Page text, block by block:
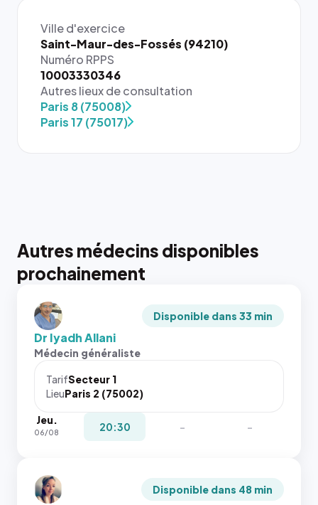
Ville d'exercice
Saint-Maur-des-Fossés (94210)
Numéro RPPS
10003330346
Autres lieux de consultation
Paris 8 (75008)
Paris 17 (75017)
Autres médecins disponibles
prochainement
Disponible dans 33 min
Dr Iyadh Allani
Médecin généraliste
TarifSecteur 1
LieuParis 2 (75002)
Jeu.
06/08 20:30 - -
Disponible dans 48 min